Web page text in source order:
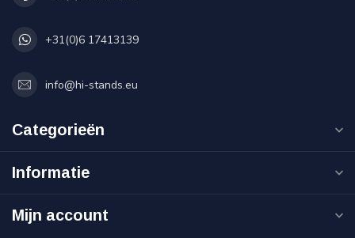
+31(0)6 17413139
info@hi-stands.eu
Categorieën
Informatie
Mijn account